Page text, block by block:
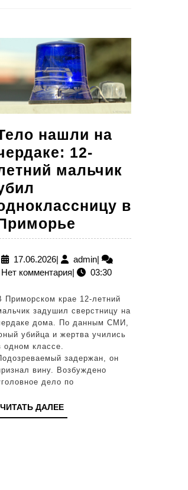
нашли на
12-
мальчик
в
нашли
на
чердаке:
12-
летний
мальчик
одноклассницу
17.06.202617.06.2026
| adminadmin
|
Нет комментария| 03:30
Приморском крае 12-летний
задушил сверстницу на
дома. По данным СМИ,
убийца и жертва учились
одном классе.
задержан, он
вину. Возбуждено
дело по
ЧИТАТЬ ДАЛЕЕЧИТАТЬ
ДАЛЕЕ